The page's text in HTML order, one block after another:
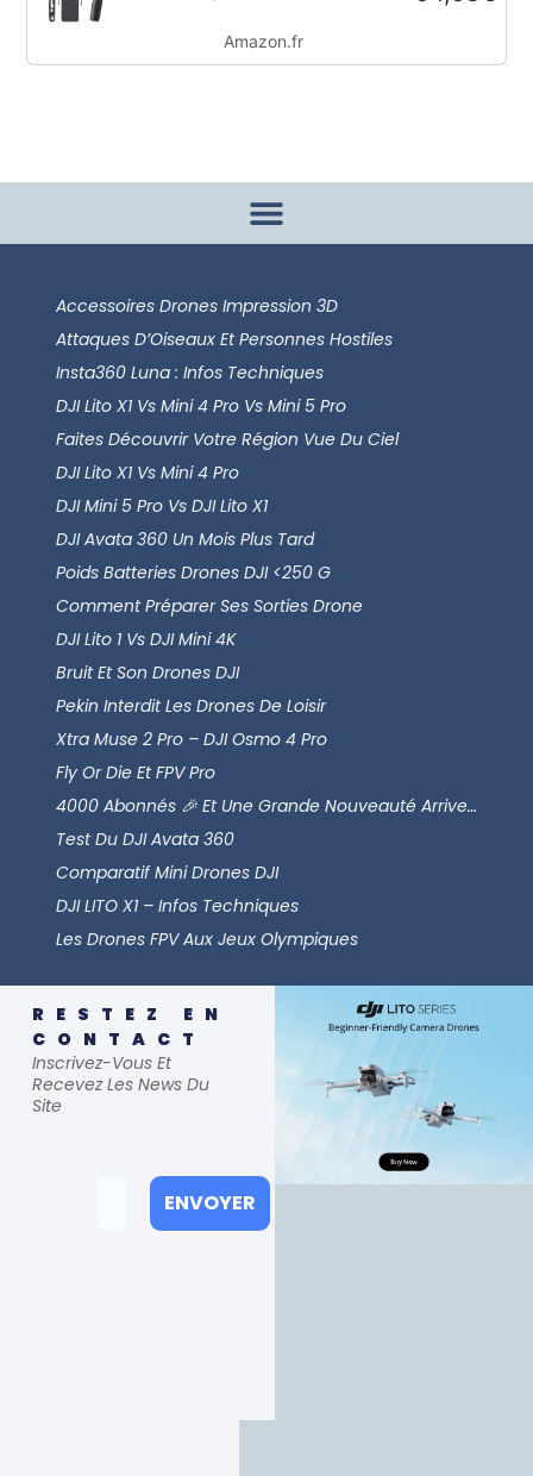
pour téléphones, bras
Amazon.fr
Accessoires Drones Impression 3D
Attaques D’Oiseaux Et Personnes Hostiles
Insta360 Luna : Infos Techniques
DJI Lito X1 Vs Mini 4 Pro Vs Mini 5 Pro
Faites Découvrir Votre Région Vue Du Ciel
DJI Lito X1 Vs Mini 4 Pro
DJI Mini 5 Pro Vs DJI Lito X1
DJI Avata 360 Un Mois Plus Tard
Poids Batteries Drones DJI <250 G
Comment Préparer Ses Sorties Drone
DJI Lito 1 Vs DJI Mini 4K
Bruit Et Son Drones DJI
Pekin Interdit Les Drones De Loisir
Xtra Muse 2 Pro – DJI Osmo 4 Pro
Fly Or Die Et FPV Pro
4000 Abonnés 🎉 Et Une Grande Nouveauté Arrive…
Test Du DJI Avata 360
Comparatif Mini Drones DJI
DJI LITO X1 – Infos Techniques
Les Drones FPV Aux Jeux Olympiques
RESTEZ EN
CONTACT
Inscrivez-Vous Et
Recevez Les News Du
Site